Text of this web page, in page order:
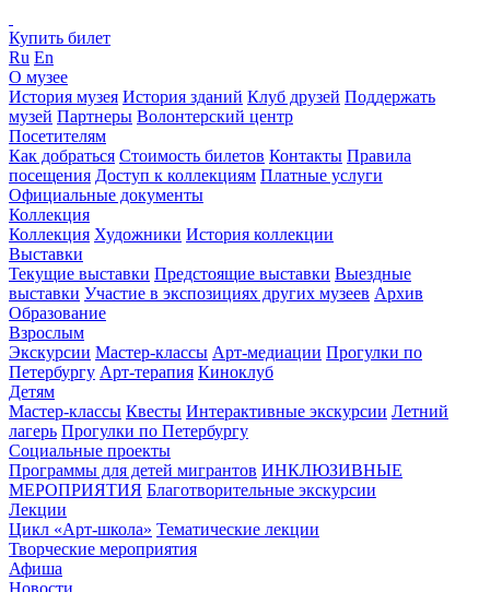
Купить билет
Ru En
О музее
История музея История зданий Клуб друзей Поддержать
музей Партнеры Волонтерский центр
Посетителям
Как добраться Стоимость билетов Контакты Правила
посещения Доступ к коллекциям Платные услуги
Официальные документы
Коллекция
Коллекция Художники История коллекции
Выставки
Текущие выставки Предстоящие выставки Выездные
выставки Участие в экспозициях других музеев Архив
Образование
Взрослым
Экскурсии Мастер-классы Арт-медиации Прогулки по
Петербургу Арт-терапия Киноклуб
Детям
Мастер-классы Квесты Интерактивные экскурсии Летний
лагерь Прогулки по Петербургу
Социальные проекты
Программы для детей мигрантов ИНКЛЮЗИВНЫЕ
МЕРОПРИЯТИЯ Благотворительные экскурсии
Лекции
Цикл «Арт-школа» Тематические лекции
Творческие мероприятия
Афиша
Новости